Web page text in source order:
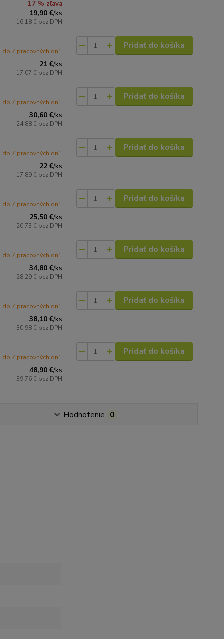
17 % zľava
19,90 €/ks
16,18 € bez DPH
21 €/ks
17,07 € bez DPH
do 7 pracovných dní
Pridať do košíka
30,60 €/ks
24,88 € bez DPH
do 7 pracovných dní
Pridať do košíka
22 €/ks
17,89 € bez DPH
do 7 pracovných dní
Pridať do košíka
25,50 €/ks
20,73 € bez DPH
do 7 pracovných dní
Pridať do košíka
34,80 €/ks
28,29 € bez DPH
do 7 pracovných dní
Pridať do košíka
38,10 €/ks
30,98 € bez DPH
do 7 pracovných dní
Pridať do košíka
48,90 €/ks
39,76 € bez DPH
do 7 pracovných dní
Pridať do košíka
Hodnotenie 0